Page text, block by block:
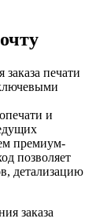
печати
и
премиум-
позволяет
детализацию
заказа